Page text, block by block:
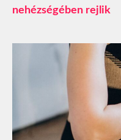
nehézségében rejlik